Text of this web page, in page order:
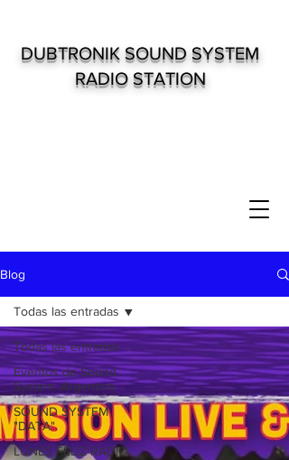
DUBTRONIK SOUND SYSTEM
RADIO STATION
Blog
Todas las entradas
Eventos de Sound
System. Argentina
SOUND SYSTEM
"DATA"
LUNES FELIZ RADIO
Todas las entradas